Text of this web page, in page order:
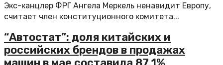
Экс-канцлер ФРГ Ангела Меркель ненавидит Европу,
считает член конституционного комитета...
“Автостат”: доля китайских и
российских брендов в продажах